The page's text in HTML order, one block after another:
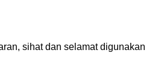
sihat dan selamat digunakan